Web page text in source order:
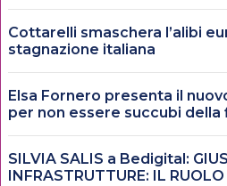
Cottarelli smaschera l’alibi
stagnazione italiana
Elsa Fornero presenta il
per non essere succubi della
SILVIA SALIS a Bedigital:
INFRASTRUTTURE: IL